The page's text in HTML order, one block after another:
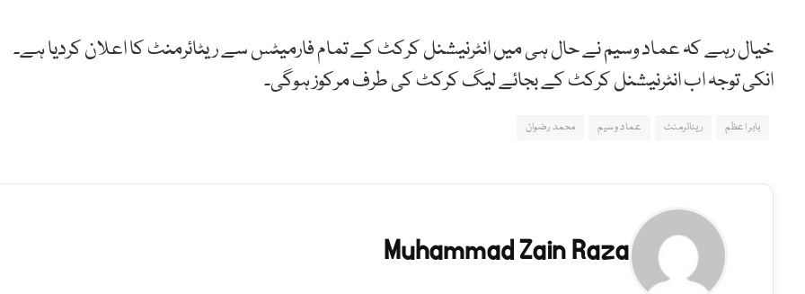
خیال رہے کہ عماد وسیم نے حال ہی میں انٹرنیشنل کرکٹ کے تمام فارمیٹس سے ریٹائرمنٹ کا اعلان کردیا ہے۔
انکی توجہ اب انٹرنیشنل کرکٹ کے بجائے لیگ کرکٹ کی طرف مرکوز ہوگی۔
بابر اعظم ریٹائرمنٹ عماد وسیم محمد رضوان
Muhammad Zain Raza